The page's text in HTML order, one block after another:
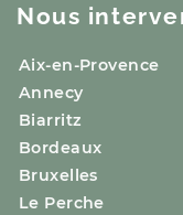
Nous
Aix-en-Provence
Annecy
Biarritz
Bordeaux
Bruxelles
Le Perche